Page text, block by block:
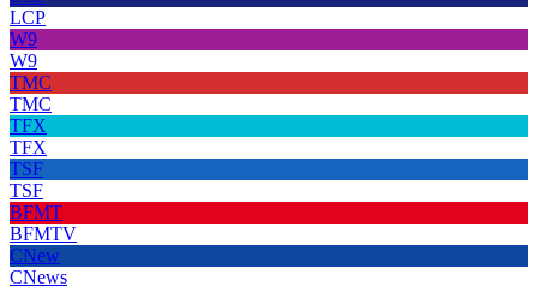
LCP
W9
W9
TMC
TMC
TFX
TFX
TSF
TSF
BFMT
BFMTV
CNew
CNews